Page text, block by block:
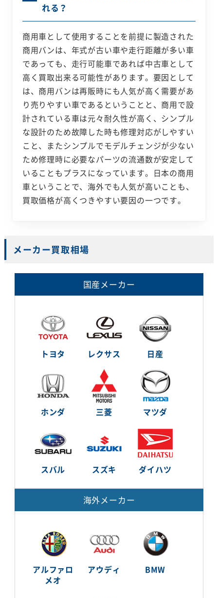
れる？
商用車として使用することを前提に製造された
商用バンは、年式が古い車や走行距離が多い車
であっても、走行可能車であれば中古車として
高く買取出来る可能性があります。要因として
は、商用バンは再販時にも人気が高く需要があ
り売りやすい車であるということと、商用で設
計されている車は元々耐久性が高く、シンプル
な設計のため故障した時も修理対応がしやすい
こと、またシンプルでモデルチェンジが少ない
ため修理時に必要なパーツの流通数が安定して
いることもプラスになっています。日本の商用
車ということで、海外でも人気が高いことも、
買取価格が高くつきやすい要因の一つです。
メーカー買取相場
国産メーカー
トヨタ レクサス 日産
ホンダ 三菱 マツダ
スバル スズキ ダイハツ
海外メーカー
アルファロ
メオ
アウディ BMW